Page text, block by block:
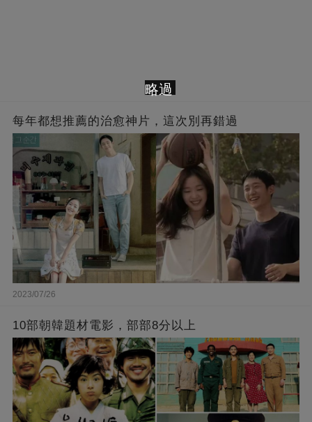
每年都想推薦的治愈神片，這次別再錯過
2023/07/26
10部朝韓題材電影，部部8分以上
略過